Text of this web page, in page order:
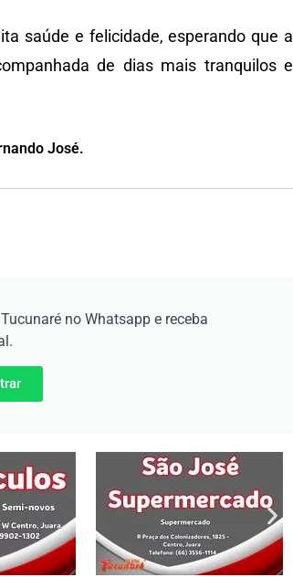
saúde e felicidade, esperando que a
de dias mais tranquilos e
José.
no Whatsapp e receba